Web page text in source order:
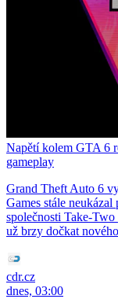
Napětí kolem GTA 6
gameplay
Grand Theft Auto 6
Games stále
společnosti Take-
už brzy dočkat
cdr.cz
dnes, 03:00